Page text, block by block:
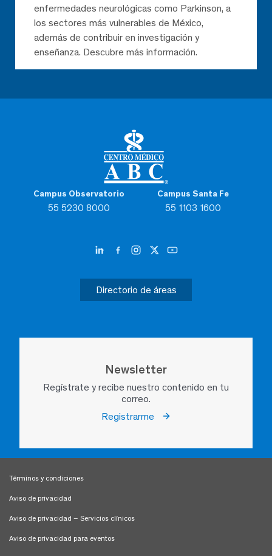
Campus Observatorio
55 5230 8000
Campus Santa Fe
55 1103 1600
Directorio de áreas
Newsletter
Regístrate y recibe nuestro contenido en tu
correo.
Registrarme
enfermedades neurológicas como Parkinson, a
los sectores más vulnerables de México,
además de contribuir en investigación y
enseñanza. Descubre más información.
Términos y condiciones
Aviso de privacidad
Aviso de privacidad – Servicios clínicos
Aviso de privacidad para eventos